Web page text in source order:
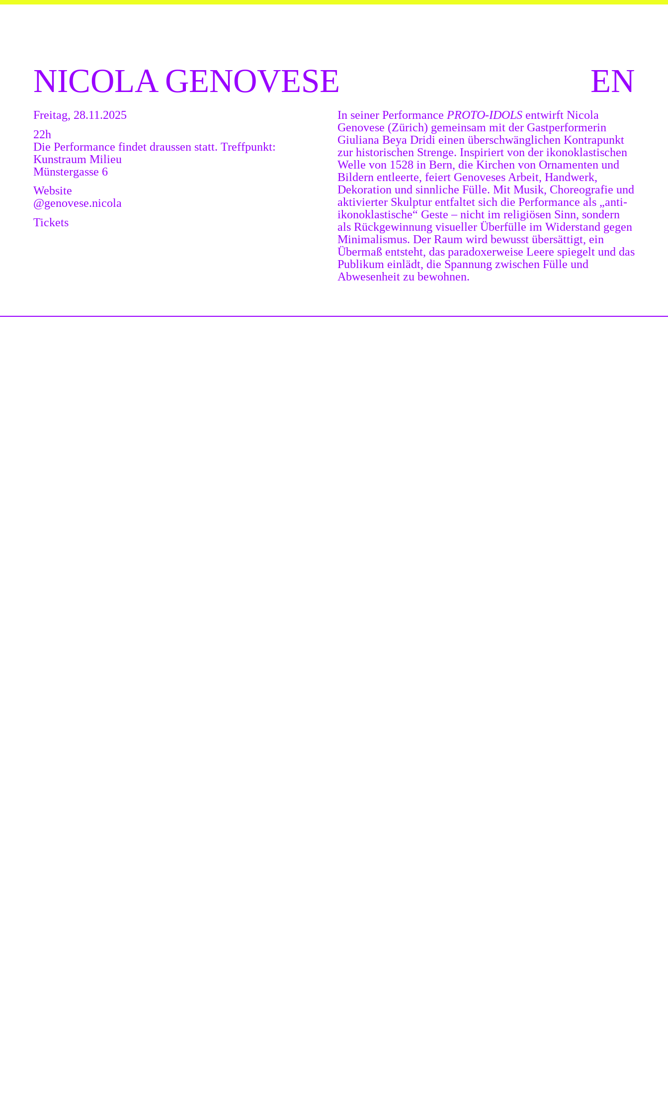
NICOLA GENOVESE EN
Freitag, 28.11.2025
22h
Die Performance findet draussen statt.Treffpunkt:
Kunstraum Milieu
Münstergasse 6
Website
@genovese.nicola
Tickets
In seiner Performance PROTO-IDOLSentwirft Nicola
Genovese (Zürich) gemeinsam mit der Gastperformerin
Giuliana Beya Dridi einen überschwänglichen Kontrapunkt
zur historischen Strenge. Inspiriert von der ikonoklastischen
Welle von 1528 in Bern, die Kirchen von Ornamenten und
Bildern entleerte, feiert Genoveses Arbeit, Handwerk,
Dekoration und sinnliche Fülle. Mit Musik, Choreografie und
aktivierter Skulptur entfaltet sich die Performance als „anti-
ikonoklastische“ Geste – nicht im religiösen Sinn, sondern
als Rückgewinnung visueller Überfülle im Widerstand gegen
Minimalismus. Der Raum wird bewusst übersättigt, ein
Übermaß entsteht, das paradoxerweise Leere spiegelt und das
Publikum einlädt, die Spannung zwischen Fülle und
Abwesenheit zu bewohnen.